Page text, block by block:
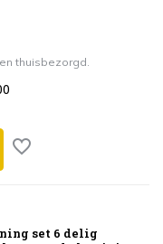
thuisbezorgd.
set 6 delig